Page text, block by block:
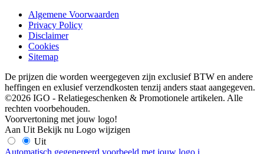
Algemene Voorwaarden
Privacy Policy
Disclaimer
Cookies
Sitemap
De prijzen die worden weergegeven zijn exclusief BTW en andere
heffingen en exlusief verzendkosten tenzij anders staat aangegeven.
©2026 IGO - Relatiegeschenken & Promotionele artikelen. Alle
rechten voorbehouden.
Voorvertoning met jouw logo!
Aan Uit Bekijk nu Logo wijzigen
Uit
Automatisch gegenereerd voorbeeld met jouw logo i